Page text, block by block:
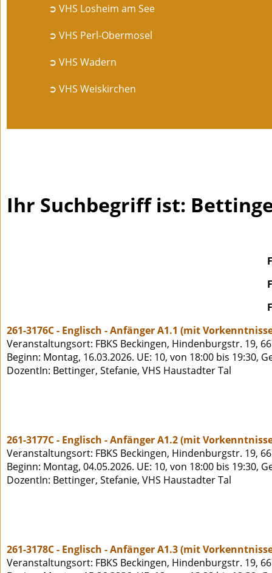
➲ VHS Losheim am See
➲ VHS Perl-Obermosel
➲ VHS Wadern
➲ VHS Weiskirchen
Ihr Suchbegriff ist:
261-3176C - Englisch - Anfänger A1.1 (mit
Veranstaltungsort: FBKS Beckingen, Hindenburgstr. 19,
Beginn: Montag, 16.03.2026. UE: 10, von 18:00 bis 19:30,
DozentIn: Bettinger, Stefanie, VHS Haustadter Tal
261-3177C - Englisch - Anfänger A1.2 (mit
Veranstaltungsort: FBKS Beckingen, Hindenburgstr. 19,
Beginn: Montag, 04.05.2026. UE: 10, von 18:00 bis 19:30,
DozentIn: Bettinger, Stefanie, VHS Haustadter Tal
261-3178C - Englisch - Anfänger A1.3 (mit
Veranstaltungsort: FBKS Beckingen, Hindenburgstr. 19,